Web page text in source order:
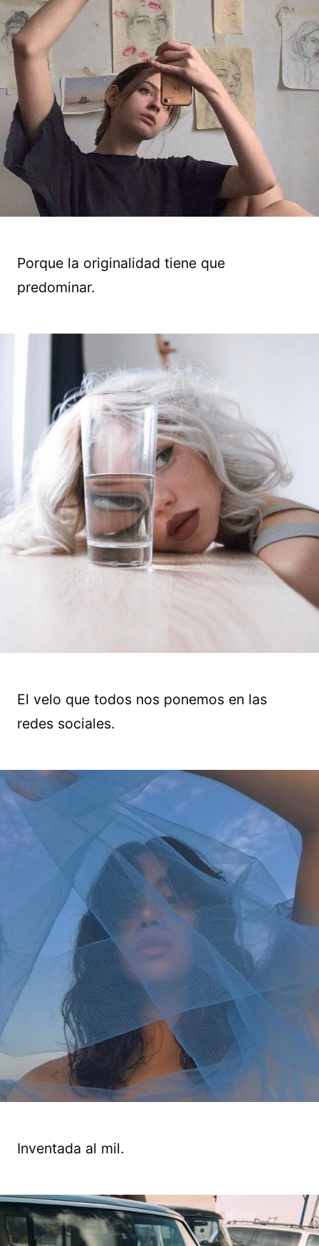
Porque la originalidad tiene que
predominar.
El velo que todos nos ponemos en las
redes sociales.
Inventada al mil.